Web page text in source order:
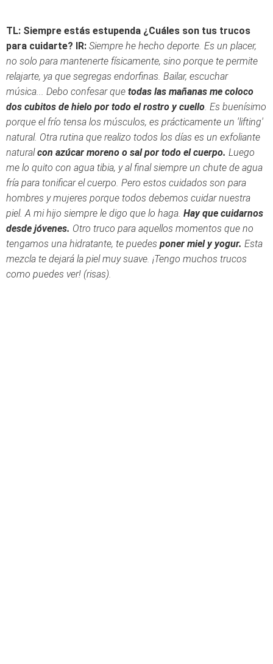
TL: Siempre estás estupenda ¿Cuáles son tus trucos
para cuidarte? IR: Siempre he hecho deporte. Es un placer,
no solo para mantenerte físicamente, sino porque te permite
relajarte, ya que segregas endorfinas. Bailar, escuchar
música... Debo confesar que todas las mañanas me coloco
dos cubitos de hielo por todo el rostro y cuello. Es buenísimo
porque el frío tensa los músculos, es prácticamente un 'lifting'
natural. Otra rutina que realizo todos los días es un exfoliante
naturalcon azúcar moreno o sal por todo el cuerpo. Luego
me lo quito con agua tibia, y al final siempre un chute de agua
fría para tonificar el cuerpo. Pero estos cuidados son para
hombres y mujeres porque todos debemos cuidar nuestra
piel. A mi hijo siempre le digo que lo haga. Hay que cuidarnos
desde jóvenes. Otro truco para aquellos momentos que no
tengamos una hidratante, te puedes poner miel y yogur. Esta
mezcla te dejará la piel muy suave. ¡Tengo muchos trucos
como puedes ver! (risas).